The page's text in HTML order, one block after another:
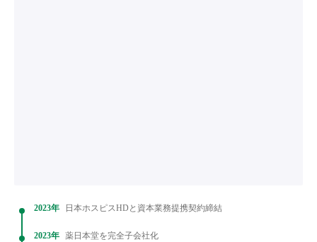
2023年 日本ホスピスHDと資本業務提携契約締結
2023年 薬日本堂を完全子会社化